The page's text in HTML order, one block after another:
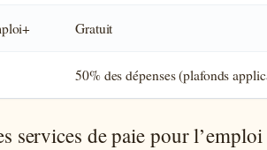
Gratuit
50% des dépenses (plafonds
services de paie pour